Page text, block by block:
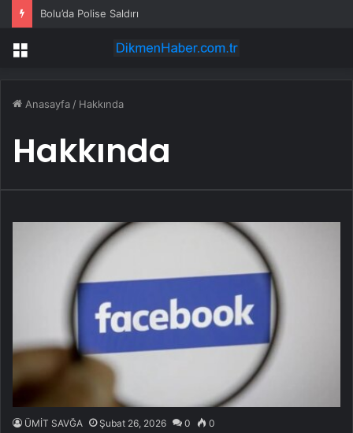
Bolu’da Polise Saldırı
Menü
Anasayfa / Hakkında
Hakkında
ÜMİT SAVĞA Şubat 26, 2026 0 0